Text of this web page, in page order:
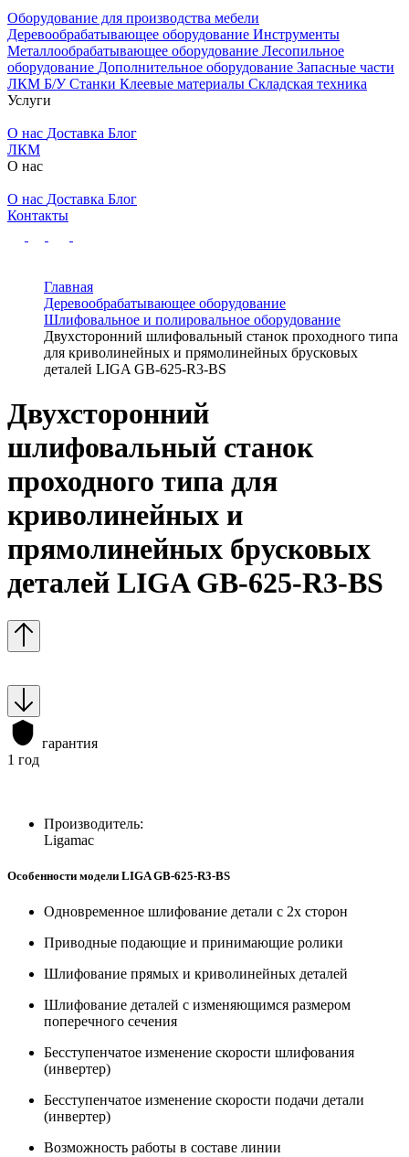
Оборудование для производства мебели
Деревообрабатывающее оборудование Инструменты
Металлообрабатывающее оборудование Лесопильное
оборудование Дополнительное оборудование Запасные части
ЛКМ Б/У Станки Клеевые материалы Складская техника
Услуги
О нас Доставка Блог
ЛКМ
О нас
О нас Доставка Блог
Контакты
Главная
Деревообрабатывающее оборудование
Шлифовальное и полировальное оборудование
Двухсторонний шлифовальный станок проходного типа
для криволинейных и прямолинейных брусковых
деталей LIGA GB-625-R3-BS
Двухсторонний
шлифовальный станок
проходного типа для
криволинейных и
прямолинейных брусковых
деталей LIGA GB-625-R3-BS
гарантия
1 год
Производитель:
Ligamac
Особенности модели LIGA GB-625-R3-BS
Одновременное шлифование детали с 2х сторон
Приводные подающие и принимающие ролики
Шлифование прямых и криволинейных деталей
Шлифование деталей с изменяющимся размером
поперечного сечения
Бесступенчатое изменение скорости шлифования
(инвертер)
Бесступенчатое изменение скорости подачи детали
(инвертер)
Возможность работы в составе линии